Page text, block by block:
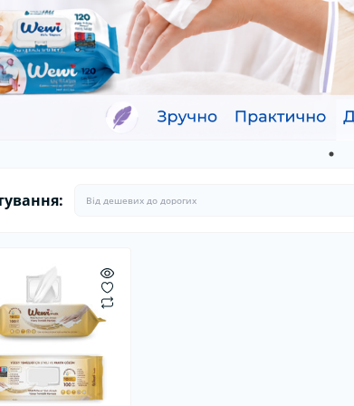
автолампи
Ароматизатори в машину
Ароматизатори для дому та
офісу